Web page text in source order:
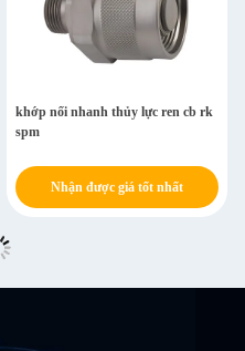
khớp nối nhanh thủy lực ren cb rk
spm
Nhận được giá tốt nhất